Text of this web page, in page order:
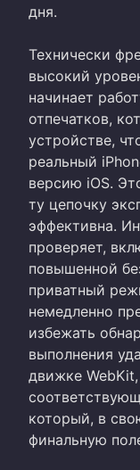
дня.
Технически
высокий
начинает
отпечатков,
устройстве,
реальный
версию iOS.
ту цепочку
эффективна.
проверяет,
повышенной
приватный
немедленно
избежать
выполнения
движке
который, в
финальную